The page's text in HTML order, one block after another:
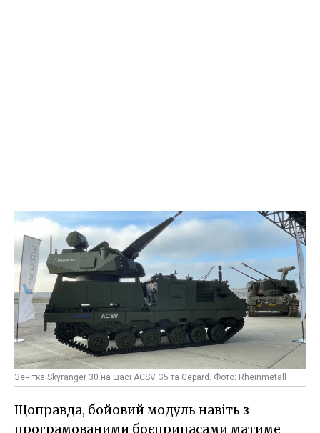
Зенітка Skyranger 30 на шасі ACSV G5 та Gepard. Фото: Rheinmetall
Щоправда, бойовий модуль навіть з
програмованими боєприпасами матиме